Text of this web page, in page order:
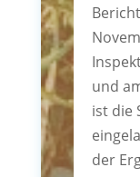
und
ist die
der